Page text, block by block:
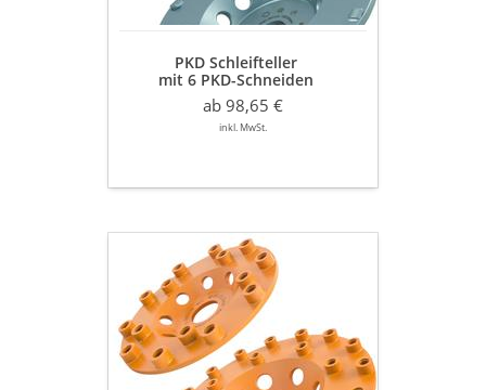
Weiche
Beschichtungen
PKD Schleifteller
mit 6 PKD-Schneiden
Ø 125 / 175 mm
Weiche Beschichtungen
ab 98,65 €
inkl. MwSt.
Schleifteller
Typ
Power
Cup
PRO
Ø